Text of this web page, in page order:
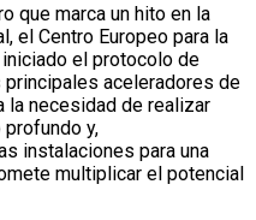
que marca un hito en la
el Centro Europeo para la
iniciado el protocolo de
aceleradores de
la necesidad de realizar
y,
instalaciones para una
multiplicar el potencial